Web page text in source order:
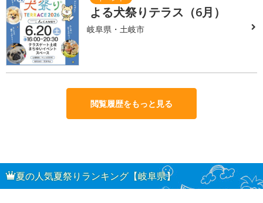
よる犬祭りテラス（6月）
岐阜県・土岐市
閲覧履歴をもっと見る
夏の人気夏祭りランキング【岐阜県】